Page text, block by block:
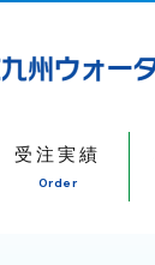
受注実績
Order